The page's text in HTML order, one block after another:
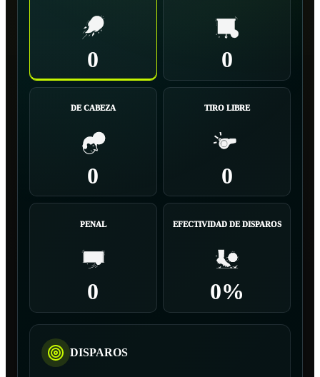
0 0
DE CABEZA
0
TIRO LIBRE
0
PENAL
0
EFECTIVIDAD DE DISPAROS
0%
DISPAROS